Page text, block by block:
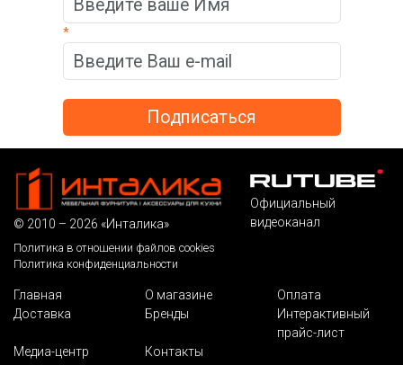
*
© 2010 – 2026 «Инталика»
Политика в отношении файлов cookies
Политика конфиденциальности
Официальный
видеоканал
Главная О магазине
Оплата
Доставка
Бренды
Интерактивный
прайс-лист
Медиа-центр
Контакты